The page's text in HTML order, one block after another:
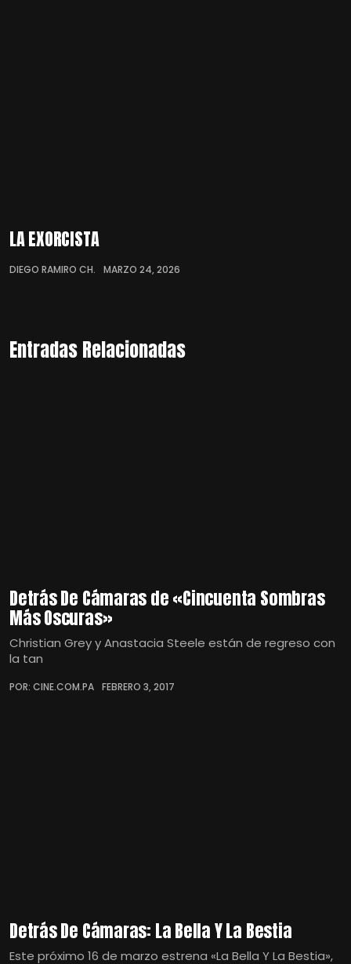
LA EXORCISTA
DIEGO RAMIRO CH. MARZO 24, 2026
Entradas Relacionadas
Detrás De Cámaras de «Cincuenta Sombras
Más Oscuras»
Christian Grey y Anastacia Steele están de regreso con
la tan
POR: CINE.COM.PA FEBRERO 3, 2017
Detrás De Cámaras: La Bella Y La Bestia
Este próximo 16 de marzo estrena «La Bella Y La Bestia»,